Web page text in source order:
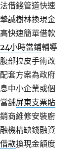
借錢管道快速
誠樹林換現金
快速簡單借款
24小時當鋪輔導
部拉皮手術改
套方案為政府
中小企業或個
舖屏東支票貼
商維修安裝廚
機構缺錢融資
款換現金額度